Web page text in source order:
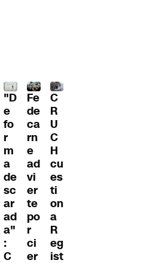
"D
e
fo
r
m
a
de
sc
ar
ad
a"
:
C
Fe
de
ca
rn
e
ad
vi
er
te
po
r
ci
er
C
R
U
C
H
cu
es
ti
on
a
R
eg
ist